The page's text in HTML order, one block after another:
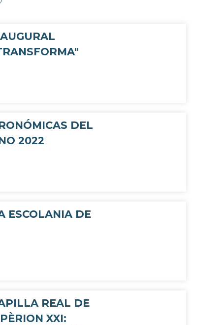
DEL
2022
ESCOLANIA DE
REAL DE
XXI: